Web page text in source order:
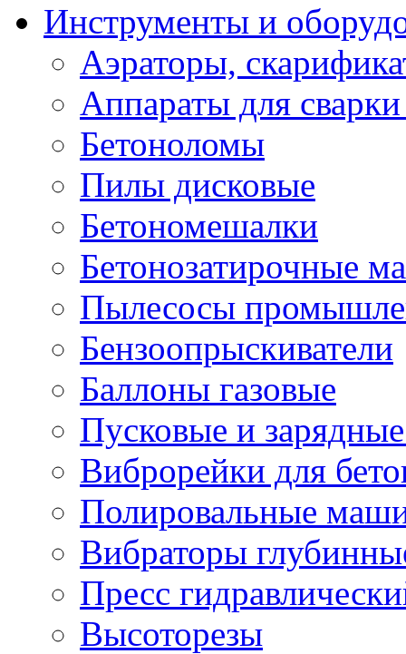
Инструменты и
Аэраторы,
Аппараты для
Бетоноломы
Пилы дисковые
Бетономешалки
Бетонозатирочные
Пылесосы
Бензоопрыскиватели
Баллоны газовые
Пусковые и
Виброрейки для
Полировальные
Вибраторы
Пресс
Высоторезы